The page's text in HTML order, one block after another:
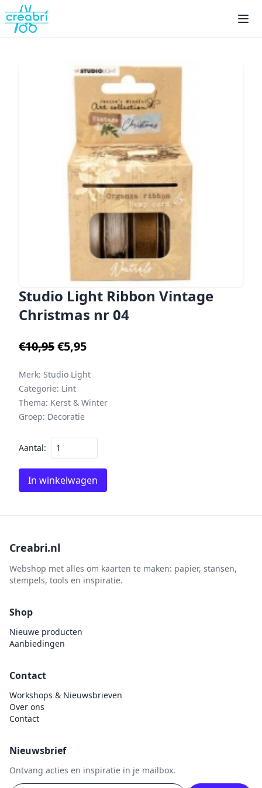
Studio Light Ribbon Vintage
Christmas nr 04
€10,95€5,95
Merk: Studio Light
Categorie: Lint
Thema: Kerst & Winter
Groep: Decoratie
Aantal:
In winkelwagen
Creabri.nl
Webshop met alles om kaarten te maken: papier, stansen,
stempels, tools en inspiratie.
Shop
Nieuwe producten
Aanbiedingen
Contact
Workshops & Nieuwsbrieven
Over ons
Contact
Nieuwsbrief
Ontvang acties en inspiratie in je mailbox.